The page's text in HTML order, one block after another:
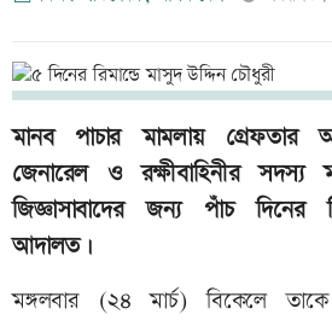
মানব পাচার মামলায় গ্রেফতার
জেনারেল ও রক্ষীবাহিনীর সদস্য
জিজ্ঞাসাবাদের জন্য পাঁচ দিনের
আদালত।
মঙ্গলবার (২৪ মার্চ) বিকেলে